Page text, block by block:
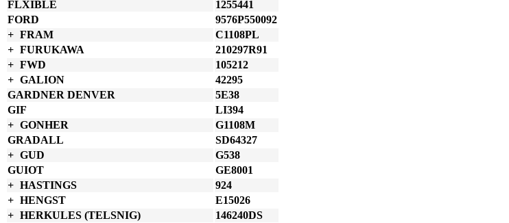
FLXIBLE
1255441
FORD
9576P550092
FRAM
C1108PL
FURUKAWA
210297R91
FWD
105212
GALION
42295
GARDNER DENVER
5E38
GIF
LI394
GONHER
G1108M
GRADALL
SD64327
GUD
G538
GUIOT
GE8001
HASTINGS
924
HENGST
E15026
HERKULES (TELSNIG)
146240DS